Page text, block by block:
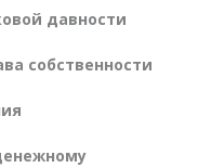
давности
собственности